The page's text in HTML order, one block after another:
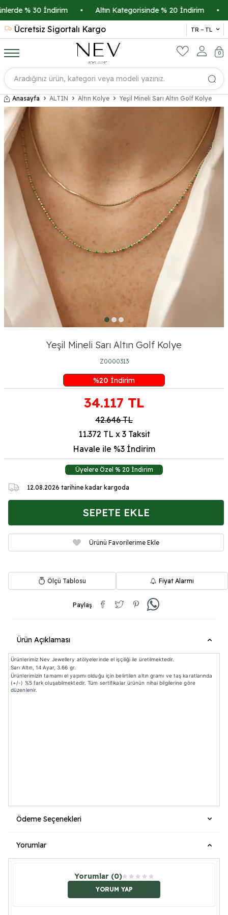
% 30 İndirim • Altın Kategorisinde % 20 İndirim •
Ücretsiz Sigortalı Kargo 14
TR − TL
0
Anasayfa ALTIN Altın Kolye Yeşil Mineli Sarı Altın Golf Kolye
Yeşil Mineli Sarı Altın Golf Kolye
Z0000313
%20 İndirim
34.117 TL
42.646TL
11.372 TL x 3 Taksit
Havale ile %3 İndirim
Üyelere Özel % 20 İndirim
12.08.2026 tarihine kadar kargoda
SEPETE EKLE
Ürünü Favorilerime Ekle
Ölçü Tablosu Fiyat Alarmı
Paylaş
Ürün Açıklaması
Ürünlerimiz Nev Jewellery atölyelerinde el işçiliği ile üretilmektedir.
Sarı Altın, 14 Ayar, 3.66 gr.
Ürünlerimizin tamamı el yapımı olduğu için belirtilen altın gramı ve taş karatlarında
(+/-) %5 fark oluşabilmektedir. Tüm sertifikalar ürünün nihai bilgilerine göre
düzenlenir.
Ödeme Seçenekleri
Yorumlar
Yorumlar (0)
YORUM YAP